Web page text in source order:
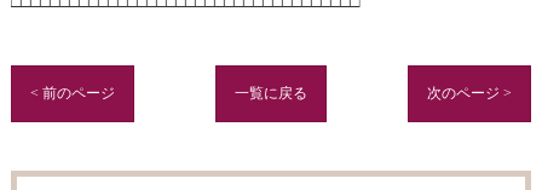
< 前のページ 一覧に戻る 次のページ >